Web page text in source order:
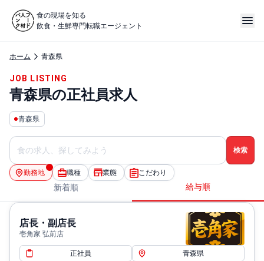
食の現場を知る
飲食・生鮮専門転職エージェント
ホーム 青森県
JOB LISTING
青森県の正社員求人
青森県
勤務地 職種 業態 こだわり
新着順 給与順
店長・副店長
壱角家 弘前店
正社員 青森県